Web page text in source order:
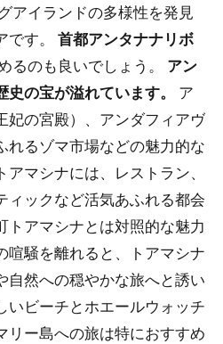
アイランドの多様性を発見
す。 首都アンタナナリボ
るのも良いでしょう。 アン
の宝が溢れています。
ア
妃の宮殿）、アンダフィアヴ
れるゾマ市場などの魅力的な
マシナには、レストラン、
ィックなど活気あふれる都会
トアマシナとは対照的な魅力
喧騒を離れると、トアマシナ
自然への穏やかな旅へと誘い
いビーチとホエールウォッチ
リー島への旅は特におすすめ